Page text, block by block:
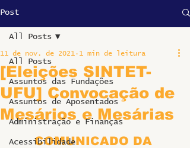
Post
All Posts
Assuntos das Fundações
Assuntos de Aposentados
Administração e Finanças
Acessibilidade
All Posts
[Eleições SINTET-
UFU] Convocação de
Mesários e Mesárias
11 de nov. de 2021 1 min de leitura
COMUNICADO DA